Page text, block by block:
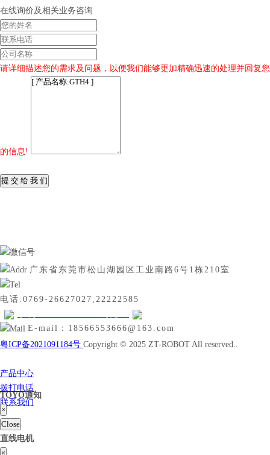
在线询价及相关业务咨询
请详细描述您的需求及问题，以便我们能够更加精确迅速的处理并回复您
的信息!
提 交 给 我 们
广东省东莞市松山湖园区工业南路6号1栋210室
电话:0769-26627027,22222585
E-mail：18566553666@163.com
粤ICP备2021091184号 Copyright © 2025 ZT-ROBOT All reserved..
产品中心
拨打电话
联系我们
TOYO通知
×
Close
直线电机
×